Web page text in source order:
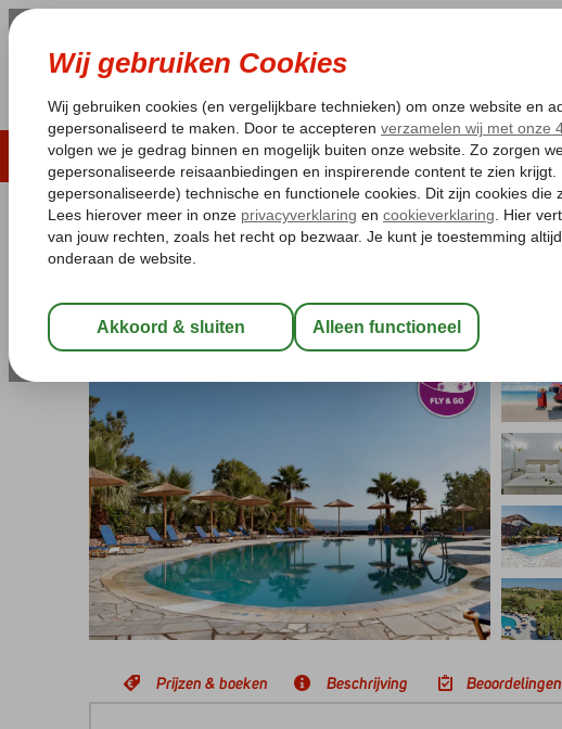
LAST MINUTE ZOMER 2026 ZONVAKANTIE
Pakketgarantie Laagsteprijsgarantie* Gratis annuleren*
Home
Griekenland Lesbos
Fly & Go Viva Mare
Logies en ontbijt- Hotel
Prijzen & boeken Beschrijving Beoordelingen